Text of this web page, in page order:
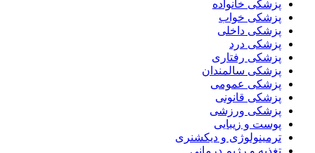
پزشکی خانواده
پزشکی خواب
پزشکی داخلی
پزشکی درد
پزشکی رفتاری
پزشکی سالمندان
پزشکی عمومی
پزشکی قانونی
پزشکی ورزشی
پوست و زیبایی
ترمینولوژی و دیکشنری
تغذیه و رژیم درمانی